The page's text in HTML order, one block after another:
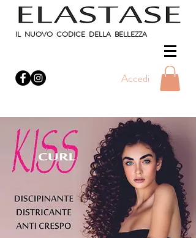
IL NUOVO CODICE DELLA BELLEZZA
Accedi